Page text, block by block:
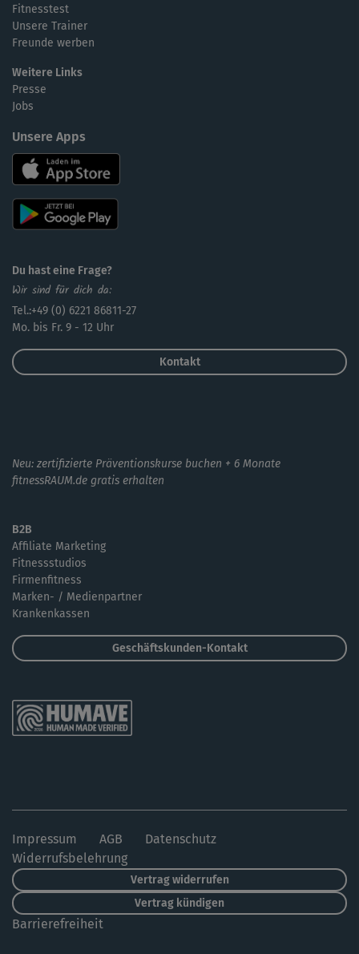
Fitnesstest
Unsere Trainer
Freunde werben
Weitere Links
Presse
Jobs
Unsere Apps
Du hast eine Frage?
Wir sind für dich da:
Tel.:+49 (0) 6221 86811-27
Mo. bis Fr. 9 - 12 Uhr
Kontakt
Neu: zertifizierte Präventionskurse buchen + 6 Monate
fitnessRAUM.de gratis erhalten
B2B
Affiliate Marketing
Fitnessstudios
Firmenfitness
Marken- / Medienpartner
Krankenkassen
Geschäftskunden-Kontakt
Impressum AGB
Datenschutz
Widerrufsbelehrung
Vertrag widerrufen
Vertrag kündigen
Barrierefreiheit